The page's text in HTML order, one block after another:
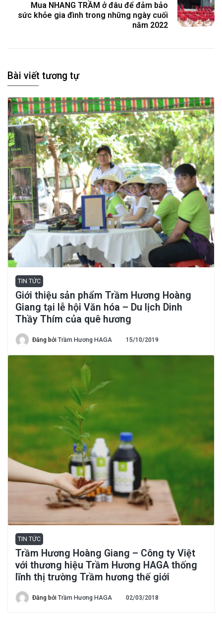
Mua NHANG TRẦM ở đâu để đảm bảo
sức khỏe gia đình trong những ngày cuối
năm 2022
Bài viết tương tự
TIN TỨC
Giới thiệu sản phẩm Trầm Hương Hoàng
Giang tại lễ hội Văn hóa – Du lịch Dinh
Thầy Thím của quê hương
Đăng bởi Trầm Hương HAGA 15/10/2019
TIN TỨC
Trầm Hương Hoàng Giang – Công ty Việt
với thương hiệu Trầm Hương HAGA thống
lĩnh thị trường Trầm hương thế giới
Đăng bởi Trầm Hương HAGA 02/03/2018